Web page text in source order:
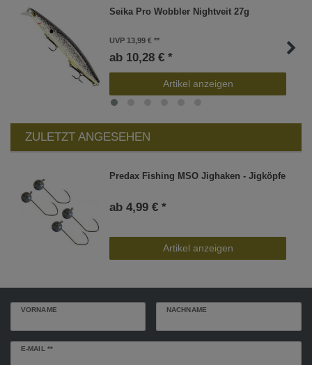
Seika Pro Wobbler Nightveit 27g
UVP 13,99 €
ab 10,28 € *
Artikel anzeigen
ZULETZT ANGESEHEN
Predax Fishing MSO Jighaken - Jigköpfe
ab 4,99 € *
Artikel anzeigen
VORNAME NACHNAME
E-MAIL **
Newsletter